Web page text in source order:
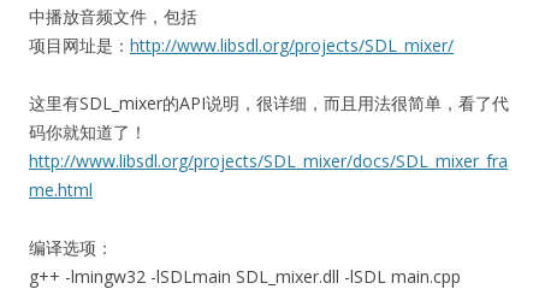
中播放音频文件，包括
项目网址是： http://www.libsdl.org/projects/SDL_mixer/
这里有SDL_mixer的API说明，很详细，而且用法很简单，看了代
码你就知道了！
http://www.libsdl.org/projects/SDL_mixer/docs/SDL_mixer_fra
me.html
编译选项：
g++ -lmingw32 -lSDLmain SDL_mixer.dll -lSDL main.cpp